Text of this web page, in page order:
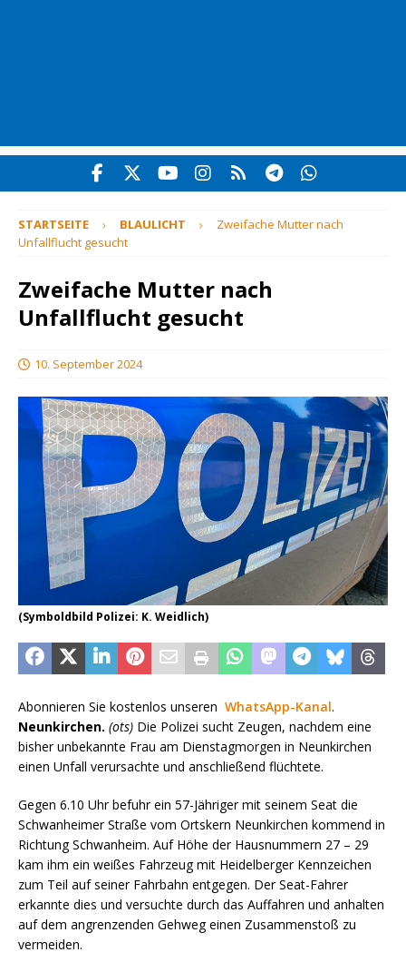
STARTSEITE BLAULICHT
Zweifache Mutter nach
Unfallflucht gesucht
Zweifache Mutter nach
Unfallflucht gesucht
10. September 2024
(Symboldbild Polizei: K. Weidlich)
Abonnieren Sie kostenlos unseren WhatsApp-Kanal.
Neunkirchen. (ots) Die Polizei sucht Zeugen, nachdem eine
bisher unbekannte Frau am Dienstagmorgen in Neunkirchen
einen Unfall verursachte und anschließend flüchtete.
Gegen 6.10 Uhr befuhr ein 57-Jähriger mit seinem Seat die
Schwanheimer Straße vom Ortskern Neunkirchen kommend in
Richtung Schwanheim. Auf Höhe der Hausnummern 27 – 29
kam ihm ein weißes Fahrzeug mit Heidelberger Kennzeichen
zum Teil auf seiner Fahrbahn entgegen. Der Seat-Fahrer
erkannte dies und versuchte durch das Auffahren und anhalten
auf dem angrenzenden Gehweg einen Zusammenstoß zu
vermeiden.